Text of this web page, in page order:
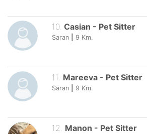
10. Casian - Pet Sitter
Saran 9 Km.
11 Mareeva - Pet Sitter
Saran 9 Km.
12. Manon - Pet Sitter